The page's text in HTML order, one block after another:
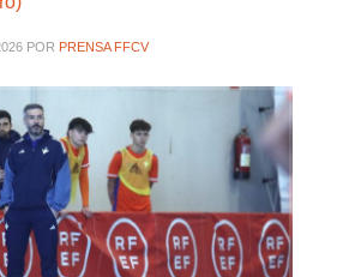
POR PRENSA FFCV